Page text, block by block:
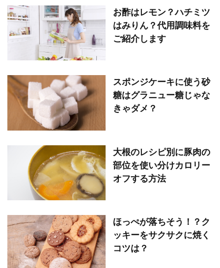
お酢はレモン？ハチミツ
はみりん？代用調味料を
ご紹介します
スポンジケーキに使う砂
糖はグラニュー糖じゃな
きゃダメ？
大根のレシピ別に豚肉の
部位を使い分けカロリー
オフする方法
ほっぺが落ちそう！？ク
ッキーをサクサクに焼く
コツは？